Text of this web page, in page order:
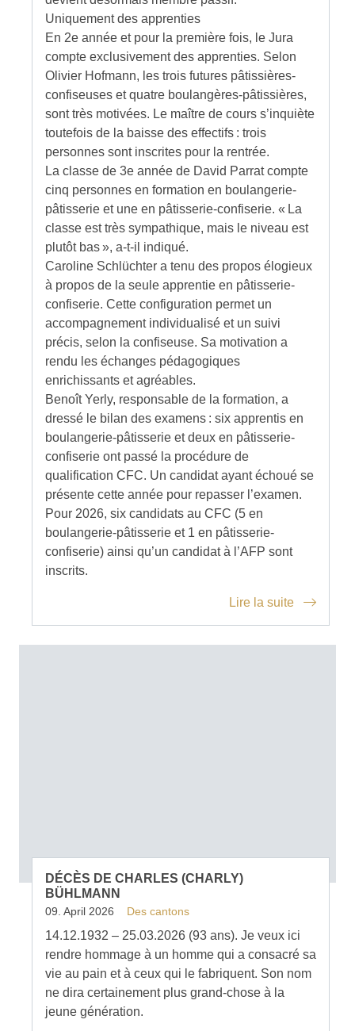
Uniquement des apprenties
En 2e année et pour la première fois, le Jura
compte exclusivement des apprenties. Selon
Olivier Hofmann, les trois futures pâtissières-
confiseuses et quatre boulangères-pâtissières,
sont très motivées. Le maître de cours s’inquiète
toutefois de la baisse des effectifs : trois
personnes sont inscrites pour la rentrée.
La classe de 3e année de David Parrat compte
cinq personnes en formation en boulangerie-
pâtisserie et une en pâtisserie-confiserie. « La
classe est très sympathique, mais le niveau est
plutôt bas », a-t-il indiqué.
Caroline Schlüchter a tenu des propos élogieux
à propos de la seule apprentie en pâtisserie-
confiserie. Cette configuration permet un
accompagnement individualisé et un suivi
précis, selon la confiseuse. Sa motivation a
rendu les échanges pédagogiques
enrichissants et agréables.
Benoît Yerly, responsable de la formation, a
dressé le bilan des examens : six apprentis en
boulangerie-pâtisserie et deux en pâtisserie-
confiserie ont passé la procédure de
qualification CFC. Un candidat ayant échoué se
présente cette année pour repasser l’examen.
Pour 2026, six candidats au CFC (5 en
boulangerie-pâtisserie et 1 en pâtisserie-
confiserie) ainsi qu’un candidat à l’AFP sont
inscrits.
Lire la suite
DÉCÈS DE CHARLES (CHARLY)
BÜHLMANN
09. April 2026 Des cantons
14.12.1932 – 25.03.2026 (93 ans). Je veux ici
rendre hommage à un homme qui a consacré sa
vie au pain et à ceux qui le fabriquent. Son nom
ne dira certainement plus grand-chose à la
jeune génération.